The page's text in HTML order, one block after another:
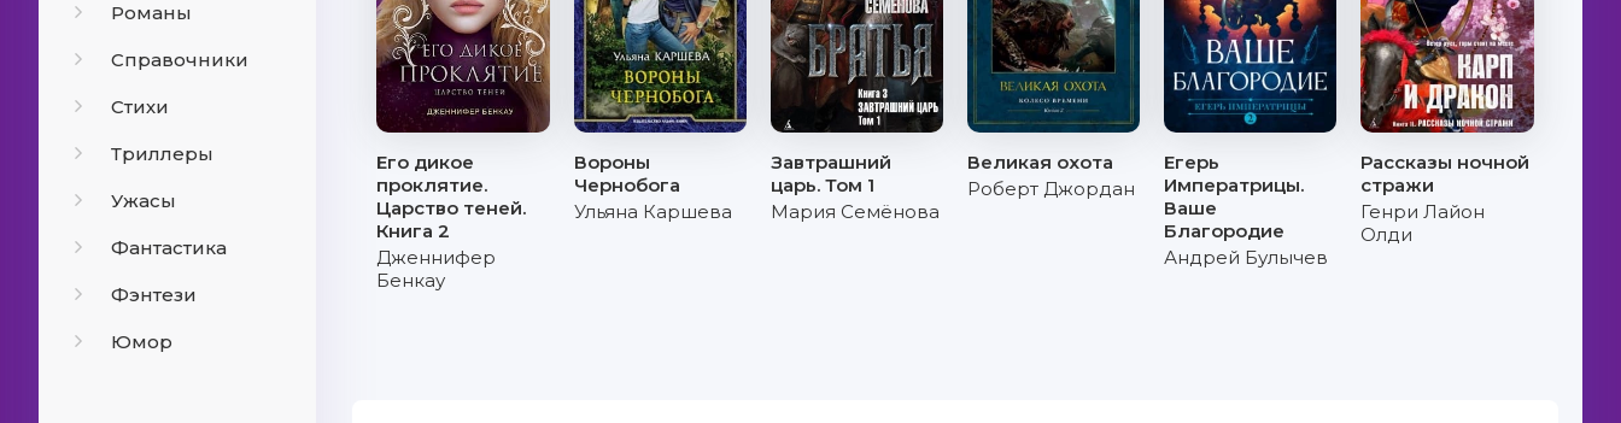
Романы
Справочники
Стихи
Триллеры
Ужасы
Фантастика
Фэнтези
Юмор
Его дикое
проклятие.
Царство теней.
Книга 2
Дженнифер
Бенкау
Вороны
Чернобога
Ульяна Каршева
Завтрашний
царь. Том 1
Мария Семёнова
Великая охота
Роберт Джордан
Егерь
Императрицы.
Ваше
Благородие
Андрей Булычев
Рассказы ночной
стражи
Генри Лайон
Олди